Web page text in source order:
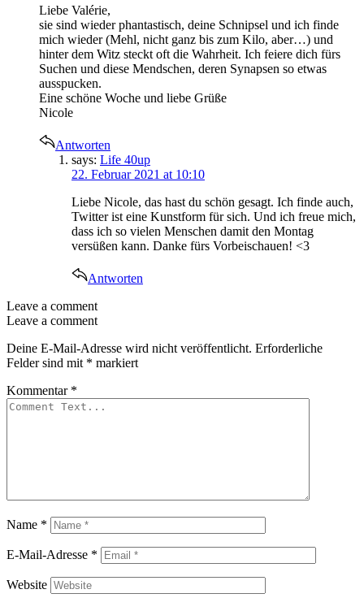
Liebe Valérie,
sie sind wieder phantastisch, deine Schnipsel und ich finde
mich wieder (Mehl, nicht ganz bis zum Kilo, aber…) und
hinter dem Witz steckt oft die Wahrheit. Ich feiere dich fürs
Suchen und diese Mendschen, deren Synapsen so etwas
ausspucken.
Eine schöne Woche und liebe Grüße
Nicole
Antworten
says: Life 40up
22. Februar 2021 at 10:10
Liebe Nicole, das hast du schön gesagt. Ich finde auch,
Twitter ist eine Kunstform für sich. Und ich freue mich,
dass ich so vielen Menschen damit den Montag
versüßen kann. Danke fürs Vorbeischauen! <3
Antworten
Leave a comment
Leave a comment
Deine E-Mail-Adresse wird nicht veröffentlicht. Erforderliche
Felder sind mit * markiert
Kommentar *
Name *
E-Mail-Adresse *
Website